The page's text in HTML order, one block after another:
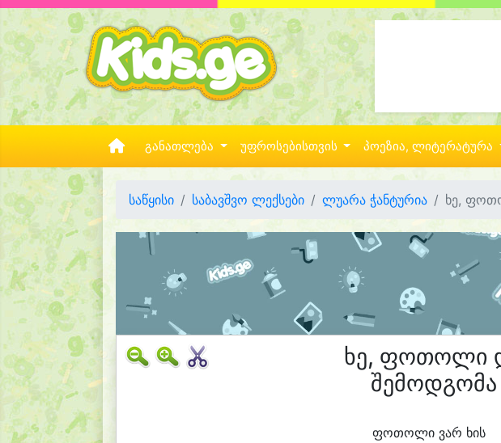
განათლება უფროსებისთვის პოეზია, ლიტერატურა
საწყისი საბავშვო ლექსები ლუარა ჭანტურია ხე,
ხე, ფოთოლი
შემოდგომა
ფოთოლი ვარ ხის